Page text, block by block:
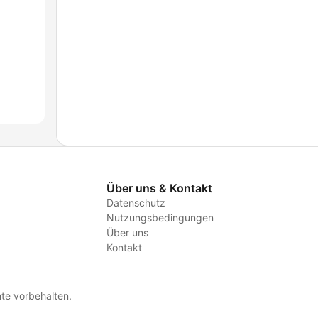
Über uns & Kontakt
Datenschutz
Nutzungsbedingungen
Über uns
Kontakt
vorbehalten.